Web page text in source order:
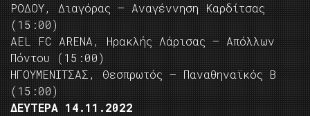
ΡΟΔΟΥ, Διαγόρας – Αναγέννηση Καρδίτσας
(15:00)
AEL FC ARENA, Ηρακλής Λάρισας – Απόλλων
Πόντου (15:00)
ΗΓΟΥΜΕΝΙΤΣΑΣ, Θεσπρωτός – Παναθηναϊκός Β
(15:00)
ΔΕΥΤΕΡΑ 14.11.2022